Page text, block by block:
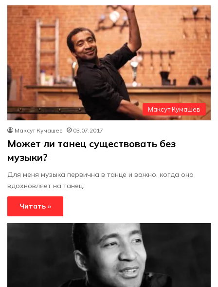
Максут Кумашев
Максут Кумашев 03.07.2017
Может ли танец существовать без
музыки?
Для меня музыка первична в танце и важно, когда она
вдохновляет на танец.
Читать »